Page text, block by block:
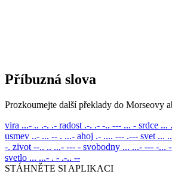
Příbuzná slova
Prozkoumejte další překlady do Morseovy
vira ...- .. .-. .- radost .-. .- -.. --- ... - srdce ...
usmev ..- ... -- . ...- ahoj .- .... --- .--- svet ...
-. zivot --.. .. ...- --- - svobodny ... ...- --- -...
svetlo ... ...- . - .-.. --
STÁHNĚTE SI APLIKACI